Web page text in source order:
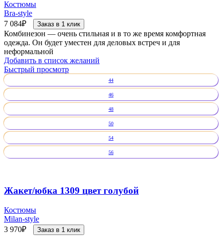
Костюмы
Bra-style
7 084₽ Заказ в 1 клик
Комбинезон — очень стильная и в то же время комфортная
одежда. Он будет уместен для деловых встреч и для
неформальной
Добавить в список желаний
Быстрый просмотр
44
46
48
50
54
56
Жакет/юбка 1309 цвет голубой
Костюмы
Milan-style
3 970₽ Заказ в 1 клик